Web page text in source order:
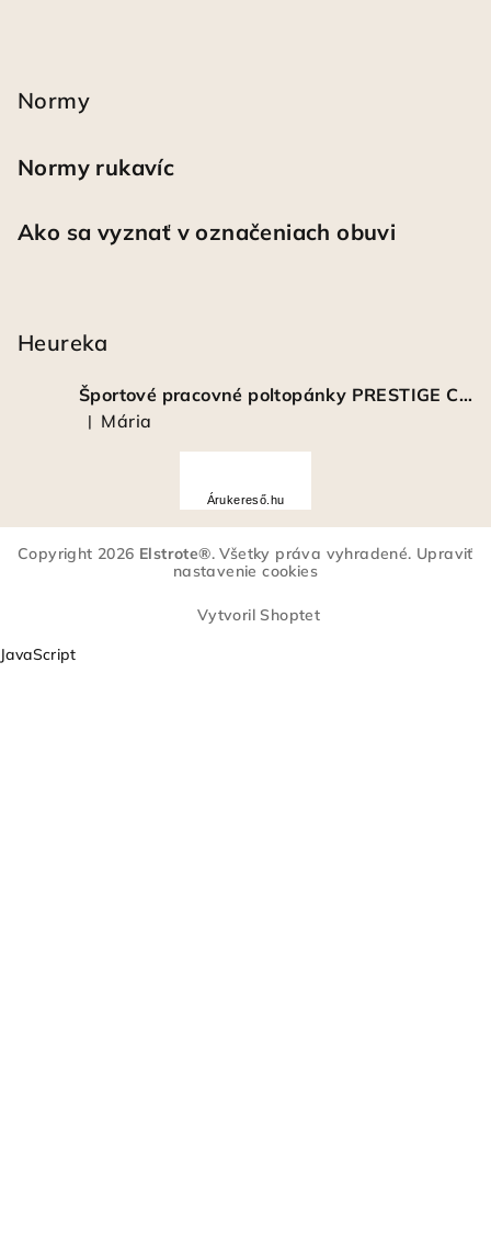
Normy
Normy rukavíc
Ako sa vyznať v označeniach obuvi
Heureka
Športové pracovné poltopánky PRESTIGE CLASSIC biele
Hodnotenie produktu je 5 z 5 hviezdičiek.
| Mária
u
e
Árukereső.hu
Copyright 2026 Elstrote®. Všetky práva vyhradené. Upraviť
nastavenie cookies
Vytvoril Shoptet
JavaScript